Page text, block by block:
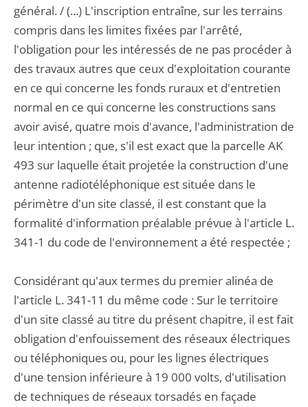
général. / (...) L'inscription entraîne, sur les terrains
compris dans les limites fixées par l'arrêté,
l'obligation pour les intéressés de ne pas procéder à
des travaux autres que ceux d'exploitation courante
en ce qui concerne les fonds ruraux et d'entretien
normal en ce qui concerne les constructions sans
avoir avisé, quatre mois d'avance, l'administration de
leur intention ; que, s'il est exact que la parcelle AK
493 sur laquelle était projetée la construction d'une
antenne radiotéléphonique est située dans le
périmètre d'un site classé, il est constant que la
formalité d'information préalable prévue à l'article L.
341-1 du code de l'environnement a été respectée ;
Considérant qu'aux termes du premier alinéa de
l'article L. 341-11 du même code : Sur le territoire
d'un site classé au titre du présent chapitre, il est fait
obligation d'enfouissement des réseaux électriques
ou téléphoniques ou, pour les lignes électriques
d'une tension inférieure à 19 000 volts, d'utilisation
de techniques de réseaux torsadés en façade